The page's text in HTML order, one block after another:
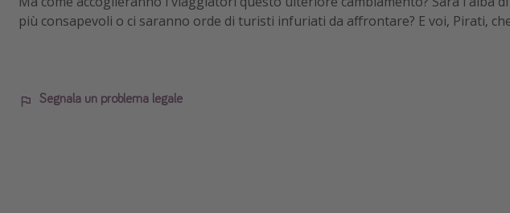
più consapevoli o ci saranno orde di turisti infuriati da affrontare? E voi, Pirati,
Segnala un problema legale